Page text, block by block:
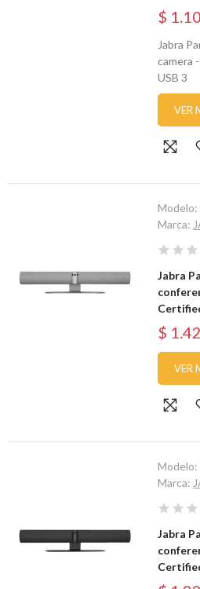
$
Jabra
camera
USB 3
VER
Modelo:
Marca:
Jabra
$
VER
Modelo:
Marca:
Jabra